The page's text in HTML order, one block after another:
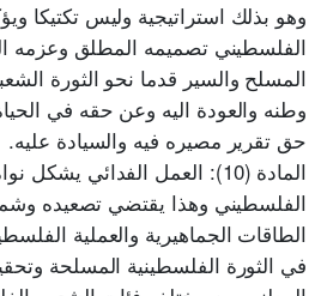
وهو بذلك استراتيجية وليس تكتيكا
الفلسطيني تصميمه المطلق وعزمه
المسلح والسير قدما نحو الثورة
وطنه والعودة اليه وعن حقه في
حق تقرير مصيره فيه والسيادة عليه.
المادة (10): العمل الفدائي
الفلسطيني وهذا يقتضي تصعيده
الطاقات الجماهيرية والعملية
في الثورة الفلسطينية المسلحة